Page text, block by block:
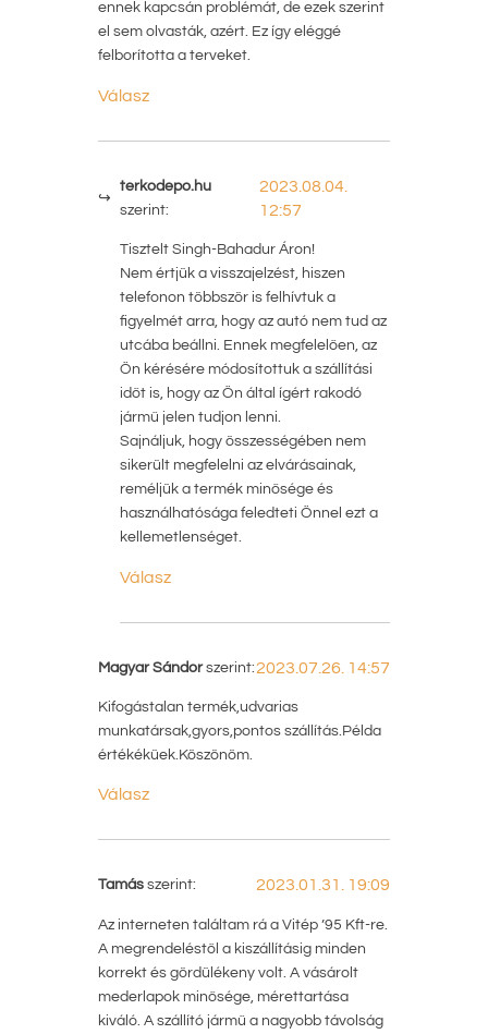
ennek kapcsán problémát, de ezek szerint
el sem olvasták, azért. Ez így eléggé
felborította a terveket.
Válasz
terkodepo.hu
szerint:
2023.08.04.
12:57
Tisztelt Singh-Bahadur Áron!
Nem értjük a visszajelzést, hiszen
telefonon többször is felhívtuk a
figyelmét arra, hogy az autó nem tud az
utcába beállni. Ennek megfelelően, az
Ön kérésére módosítottuk a szállítási
időt is, hogy az Ön által ígért rakodó
jármű jelen tudjon lenni.
Sajnáljuk, hogy összességében nem
sikerült megfelelni az elvárásainak,
reméljük a termék minősége és
használhatósága feledteti Önnel ezt a
kellemetlenséget.
Válasz
Magyar Sándor szerint:2023.07.26. 14:57
Kifogástalan termék,udvarias
munkatársak,gyors,pontos szállítás.Példa
értékéküek.Köszönöm.
Válasz
Tamás szerint: 2023.01.31. 19:09
Az interneten találtam rá a Vitép ’95 Kft-re.
A megrendeléstől a kiszállításig minden
korrekt és gördülékeny volt. A vásárolt
mederlapok minősége, mérettartása
kiváló. A szállító jármű a nagyobb távolság